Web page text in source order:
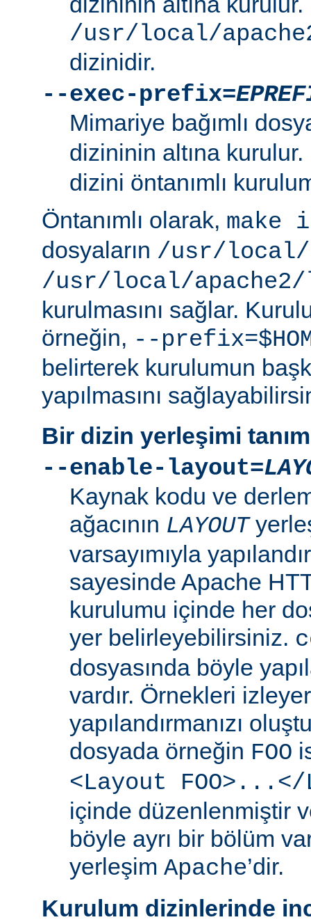
/usr/local/
dizinidir.
--exec-prefix=
Mimariye bağımlı
dizininin altına
dizini öntanımlı
Öntanımlı olarak, make
dosyaların /usr/local/
/usr/local/
kurulmasını sağlar.
örneğin, --
belirterek kurulumun
yapılmasını
Bir dizin yerleşimi
--enable-layout=
Kaynak kodu ve
ağacının LAYOUT
varsayımıyla
sayesinde Apache
kurulumu içinde her
yer belirleyebilirsiniz.
dosyasında böyle
vardır. Örnekleri
yapılandırmanızı
dosyada örneğin FOO
<Layout FOO>...</
içinde düzenlenmiştir
böyle ayrı bir bölüm
yerleşim Apache’dir.
Kurulum dizinlerinde